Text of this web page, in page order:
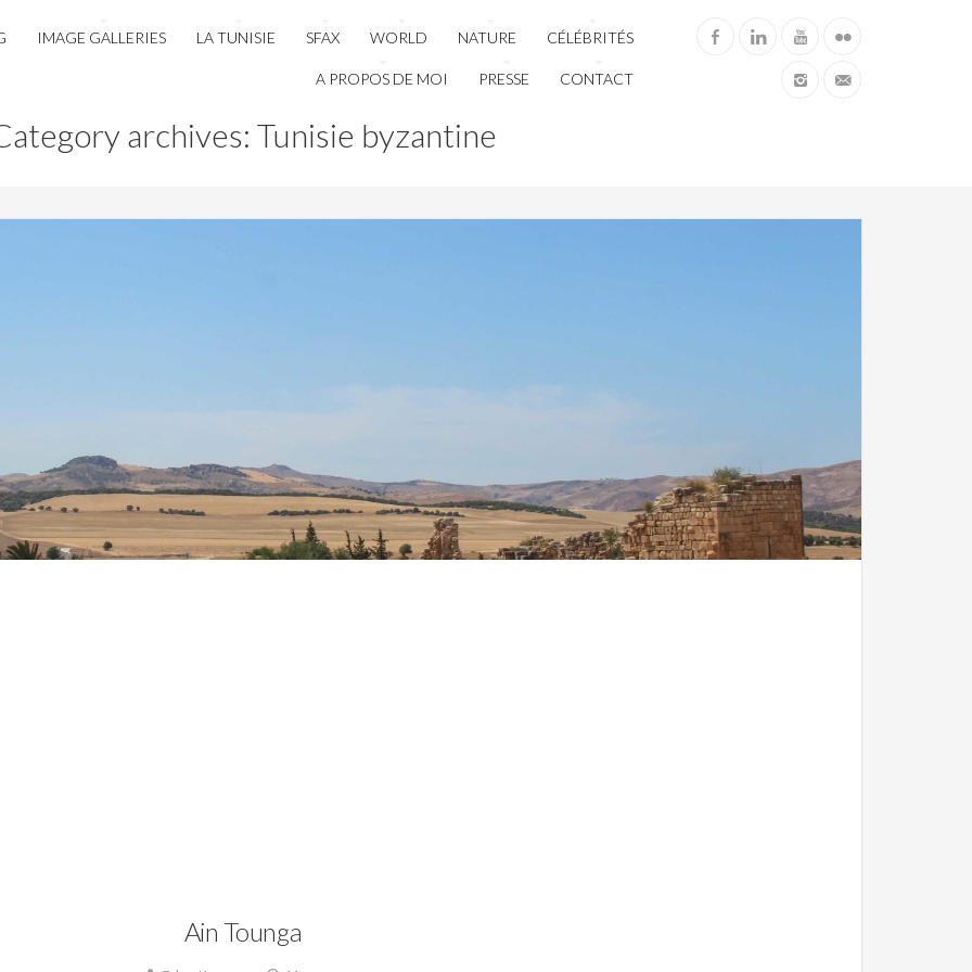
IMAGE GALLERIES LA TUNISIE SFAX WORLD NATURE CÉLÉBRITÉS
A PROPOS DE MOI PRESSE CONTACT
archives: Tunisie byzantine
Culture, Patrimoine, Site archéologique, Tunisie byzantine, Tunisie romaine
Ain Tounga